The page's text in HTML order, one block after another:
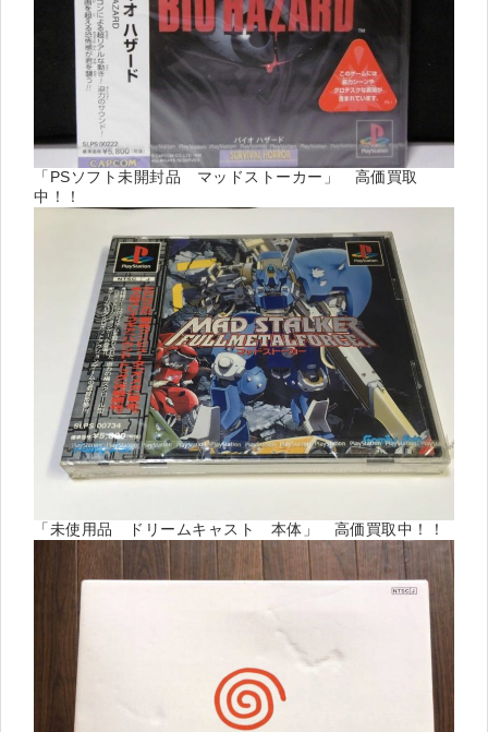
「PSソフト未開封品 マッドストーカー」 高価買取
中！！
「未使用品 ドリームキャスト 本体」 高価買取中！！